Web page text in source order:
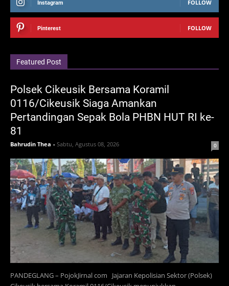
Instagram FOLLOW
Pinterest FOLLOW
Featured Post
Polsek Cikeusik Bersama Koramil
0116/Cikeusik Siaga Amankan
Pertandingan Sepak Bola PHBN HUT RI ke-
81
Bahrudin Thea - Sabtu, Agustus 08, 2026 0
PANDEGLANG – PojokJirnal com Jajaran Kepolisian Sektor (Polsek)